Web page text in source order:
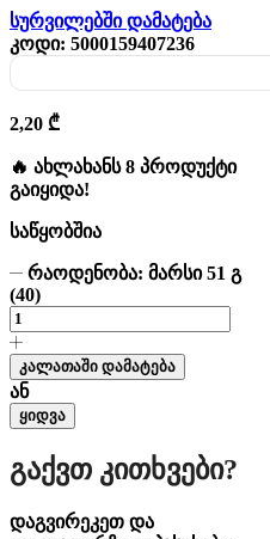
სურვილებში დამატება
კოდი: 5000159407236
2,20 ₾
🔥 ახლახანს 8 პროდუქტი
გაიყიდა!
საწყობშია
რაოდენობა: მარსი 51 გ
(40)
კალათაში დამატება
ან
ყიდვა
Გაქვთ Კითხვები?
დაგვირეკეთ და